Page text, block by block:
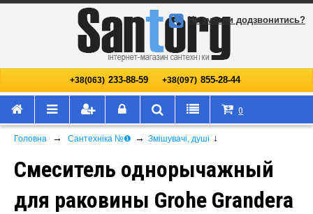
+38(063) 233-88-59 +38(097) 855-28-44
Не змогли додзвонитись?
0
Головна → Сантехніка №❶ → Змішувачі, душі ↓
Смеситель однорычажный
для раковины Grohe Grandera